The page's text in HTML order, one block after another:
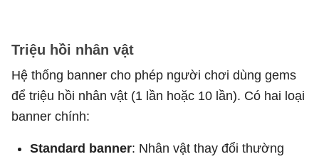
Triệu hồi nhân vật
Hệ thống banner cho phép người chơi dùng gems
để triệu hồi nhân vật (1 lần hoặc 10 lần). Có hai loại
banner chính:
Standard banner: Nhân vật thay đổi thường